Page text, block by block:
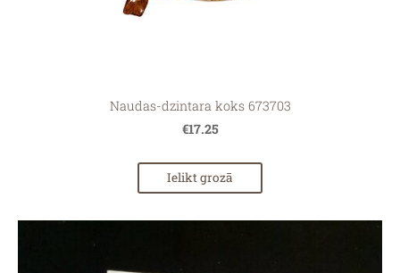
Naudas-dzintara koks 673703
€17.25
Ielikt grozā